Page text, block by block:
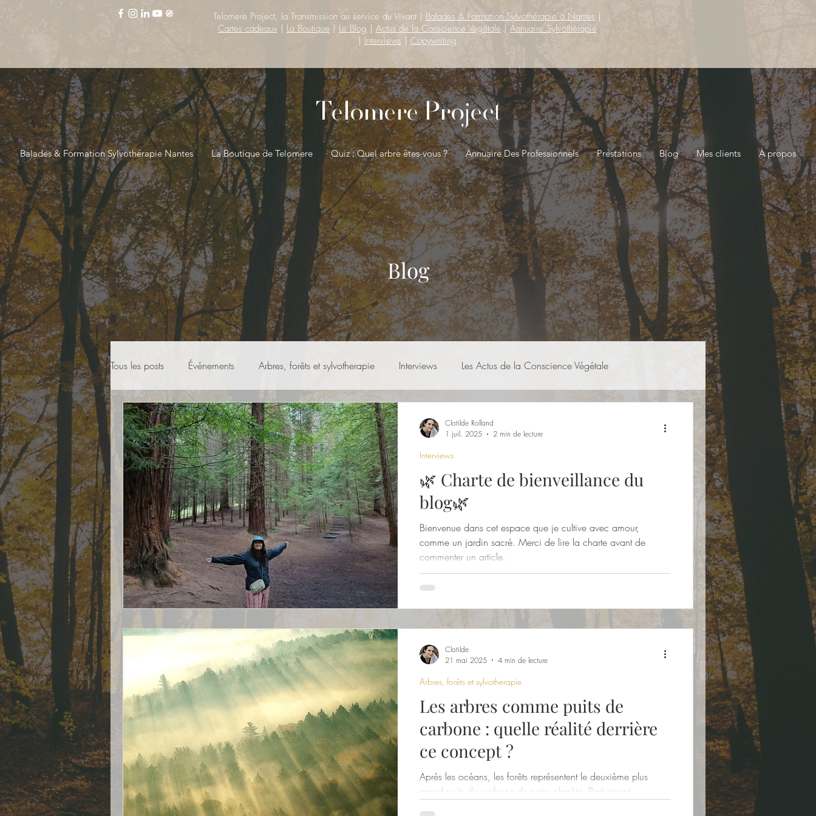
Telomere Project, la Transmission au service du Vivant | Balades & Formation Sylvothérapie à Nantes
Cartes cadeaux
La Boutique Le Blog Actus de la Conscience Végétale
Annuaire Sylvothérapie
Interviews Copywriting
Telomere Project
Balades & Formation Sylvothérapie Nantes La Boutique de Telomere Quiz : Quel arbre êtes-vous ? Annuaire Des Professionnels Prestations Blog Mes clients À propos
Blog
Tous les posts Événements Arbres, forêts et sylvotherapie Interviews Les Actus de la Conscience Végétale
🌿 Charte de bienveillance du
blog🌿
Bienvenue dans cet espace que je cultive avec amour,
comme un jardin sacré. Merci de lire la charte avant de
commenter un article.
Interviews
Clotilde Rolland
1 juil. 2025
2 min de lecture
Les arbres comme puits de
carbone : quelle réalité derrière
ce concept ?
Après les océans, les forêts représentent le deuxième plus
grand puits de carbone de notre planète. Participant
Arbres, forêts et sylvotherapie
Clotilde
21 mai 2025
4 min de lecture